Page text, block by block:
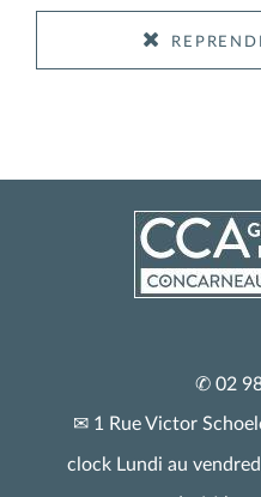
✆ 02
✉ 1 Rue Victor
clock Lundi au